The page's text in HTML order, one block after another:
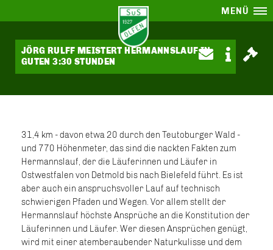
MENÜ
JÖRG RULFF MEISTERT HERMANNSLAUF IN
GUTEN 3:30 STUNDEN
31,4 km - davon etwa 20 durch den Teutoburger Wald -
und 770 Höhenmeter, das sind die nackten Fakten zum
Hermannslauf, der die Läuferinnen und Läufer in
Ostwestfalen von Detmold bis nach Bielefeld führt. Es ist
aber auch ein anspruchsvoller Lauf auf technisch
schwierigen Pfaden und Wegen. Vor allem stellt der
Hermannslauf höchste Ansprüche an die Konstitution der
Läuferinnen und Läufer. Wer diesen Ansprüchen genügt,
wird mit einer atemberaubender Naturkulisse und dem